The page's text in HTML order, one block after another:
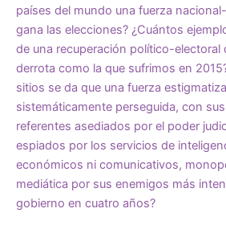
países del mundo una fuerza
gana las elecciones? ¿Cuántos
de una recuperación político-electoral
derrota como la que sufrimos en
sitios se da que una fuerza
sistemáticamente perseguida, con
referentes asediados por el poder
espiados por los servicios de
económicos ni comunicativos,
mediática por sus enemigos más
gobierno en cuatro años?